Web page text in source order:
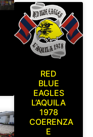
RED
BLUE
EAGLES
L’AQUILA
1978
COERENZA
E